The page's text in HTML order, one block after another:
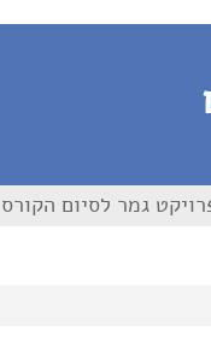
גמר לסיום הקורס